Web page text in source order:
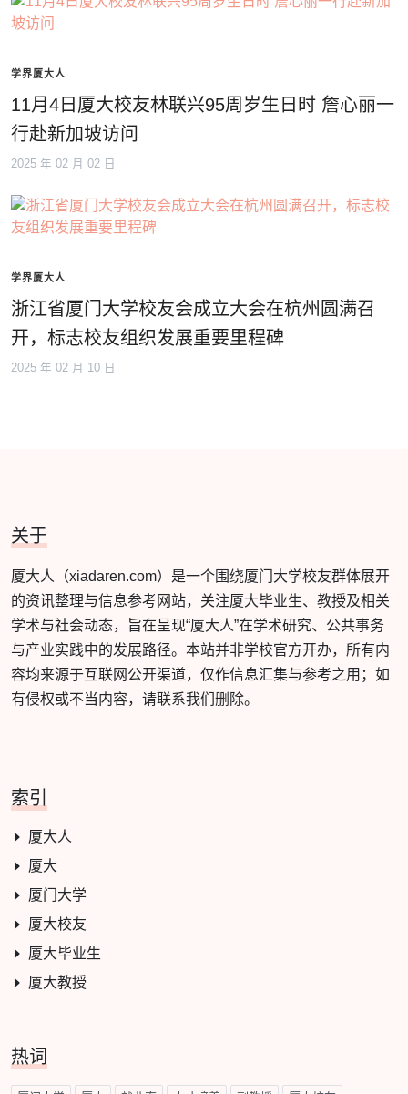
学界厦大人
11月4日厦大校友林联兴95周岁生日时 詹心丽一
行赴新加坡访问
2025 年 02 月 02 日
学界厦大人
浙江省厦门大学校友会成立大会在杭州圆满召
开，标志校友组织发展重要里程碑
2025 年 02 月 10 日
关于
厦大人（xiadaren.com）是一个围绕厦门大学校友群体展开
的资讯整理与信息参考网站，关注厦大毕业生、教授及相关
学术与社会动态，旨在呈现“厦大人”在学术研究、公共事务
与产业实践中的发展路径。本站并非学校官方开办，所有内
容均来源于互联网公开渠道，仅作信息汇集与参考之用；如
有侵权或不当内容，请联系我们删除。
索引
厦大人
厦大
厦门大学
厦大校友
厦大毕业生
厦大教授
热词